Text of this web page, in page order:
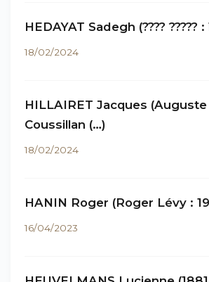
HEDAYAT Sadegh (???? ????? :
18/02/2024
HILLAIRET Jacques
Coussillan (…)
18/02/2024
HANIN Roger (Roger Lévy :
16/04/2023